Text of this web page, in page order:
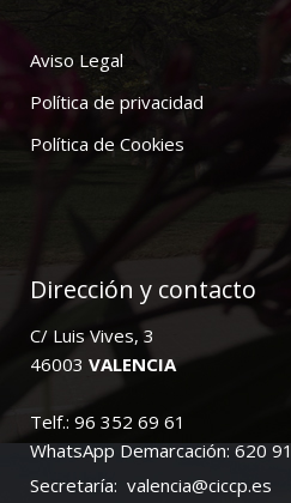
Aviso Legal
Política de privacidad
Política de Cookies
Dirección y contacto
C/ Luis Vives, 3
46003 VALENCIA
Telf.: 96 352 69 61
WhatsApp Demarcación: 620
Secretaría: valencia@ciccp.es